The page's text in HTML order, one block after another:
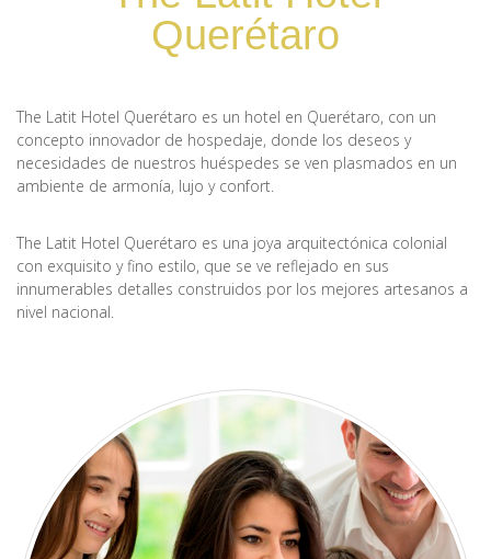
Querétaro
The Latit Hotel Querétaro es un hotel en Querétaro, con un
concepto innovador de hospedaje, donde los deseos y
necesidades de nuestros huéspedes se ven plasmados en un
ambiente de armonía, lujo y confort.
The Latit Hotel Querétaro es una joya arquitectónica colonial
con exquisito y fino estilo, que se ve reflejado en sus
innumerables detalles construidos por los mejores artesanos a
nivel nacional.